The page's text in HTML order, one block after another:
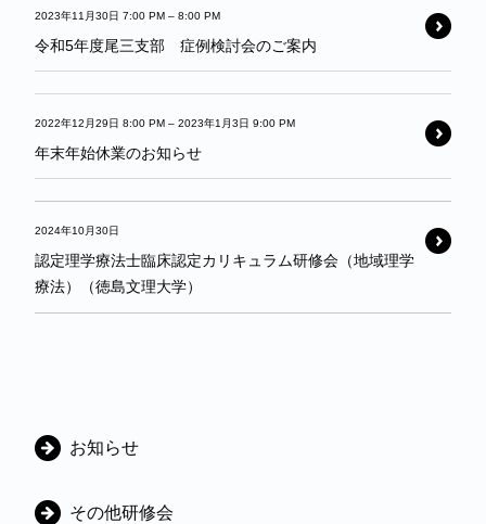
2023年11月30日 7:00 PM – 8:00 PM
令和5年度尾三支部 症例検討会のご案内
2022年12月29日 8:00 PM – 2023年1月3日 9:00 PM
年末年始休業のお知らせ
2024年10月30日
認定理学療法士臨床認定カリキュラム研修会（地域理学
療法）（徳島文理大学）
カ
ゴ
お知らせ
その他研修会